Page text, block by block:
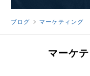
ブログ マーケティング
マーケ